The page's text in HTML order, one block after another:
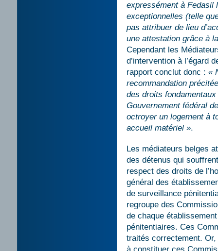
expressément à Fedasil
exceptionnelles (telle
pas attribuer de lieu
une attestation grâce à
Cependant les
d’intervention à l’égard
rapport conclut donc : «
recommandation
des droits
Gouvernement fédéral
octroyer un logement à
accueil matériel ».
Les médiateurs belges
des détenus qui
respect des droits de
général des
de surveillance
regroupe des
de chaque
pénitentiaires. Ces
traités correctement.